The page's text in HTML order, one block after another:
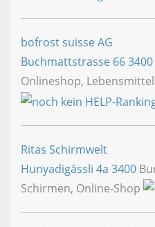
bofrost suisse AG
Buchmattstrasse 663400
Onlineshop, Lebensmittel
Ritas Schirmwelt
Hunyadigässli 4a 3400
Schirmen, Online-Shop